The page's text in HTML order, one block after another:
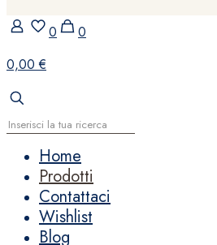
0
0
0,00 €
Home
Prodotti
Contattaci
Wishlist
Blog